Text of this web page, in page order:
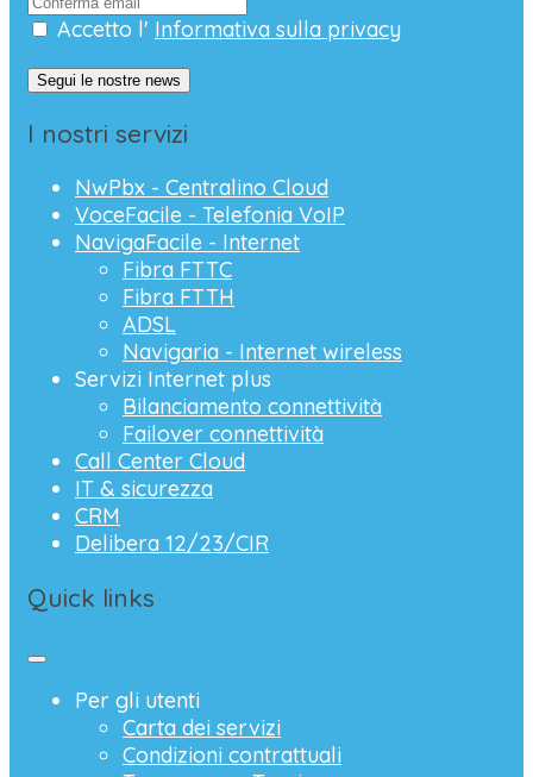
Accetto l' Informativa sulla privacy
Segui le nostre news
I nostri servizi
NwPbx - Centralino Cloud
VoceFacile - Telefonia VoIP
NavigaFacile - Internet
Fibra FTTC
Fibra FTTH
ADSL
Navigaria - Internet wireless
Servizi Internet plus
Bilanciamento connettività
Failover connettività
Call Center Cloud
IT & sicurezza
CRM
Delibera 12/23/CIR
Quick links
Per gli utenti
Carta dei servizi
Condizioni contrattuali